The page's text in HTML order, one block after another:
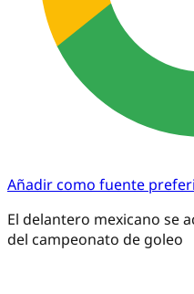
Añadir como fuente
El delantero mexicano se
del campeonato de goleo